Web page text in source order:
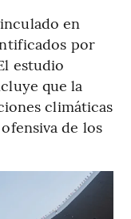
en
por
estudio
que la
climáticas
de los